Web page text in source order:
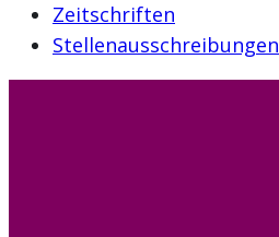
Zeitschriften
Stellenausschreibungen